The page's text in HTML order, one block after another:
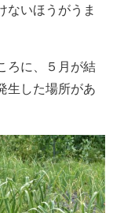
ないほうがうま
ろに、５月が結
生した場所があ